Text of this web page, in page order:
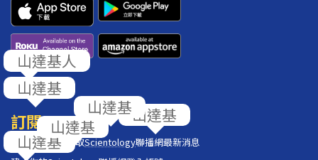
回饋
訂閱
在你的收件匣獲取Scientology聯播網最新消息